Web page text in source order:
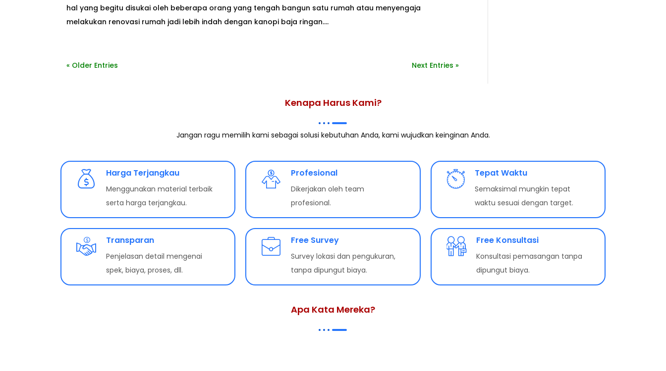
hal yang begitu disukai oleh beberapa orang yang tengah bangun satu rumah atau menyengaja
melakukan renovasi rumah jadi lebih indah dengan kanopi baja ringan....
« Older Entries Next Entries »
Kenapa Harus Kami?
Jangan ragu memilih kami sebagai solusi kebutuhan Anda, kami wujudkan keinginan Anda.
Harga Terjangkau
Menggunakan material terbaik
serta harga terjangkau.
Profesional
Dikerjakan oleh team
profesional.
Tepat Waktu
Semaksimal mungkin tepat
waktu sesuai dengan target.
Transparan
Penjelasan detail mengenai
spek, biaya, proses, dll.
Free Survey
Survey lokasi dan pengukuran,
tanpa dipungut biaya.
Free Konsultasi
Konsultasi pemasangan tanpa
dipungut biaya.
Apa Kata Mereka?